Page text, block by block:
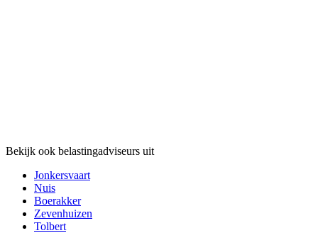
Bekijk ook belastingadviseurs uit
Jonkersvaart
Nuis
Boerakker
Zevenhuizen
Tolbert